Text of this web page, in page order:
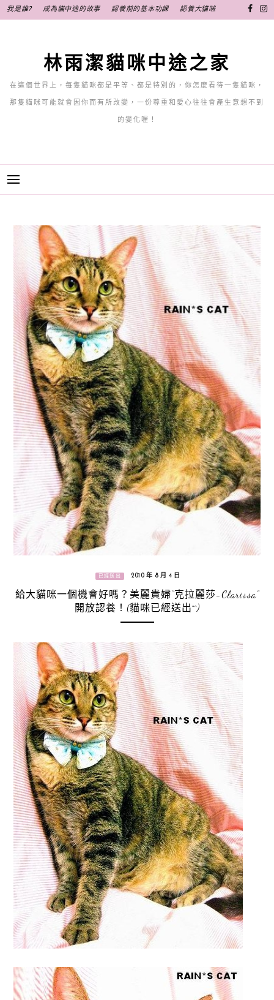
至
我是誰? 成為貓中途的故事 認養前的基本功課 認養大貓咪
林雨潔貓咪中途之家
在這個世界上，每隻貓咪都是平等、都是特別的，你怎麼看待一隻貓咪，
那隻貓咪可能就會因你而有所改變，一份尊重和愛心往往會產生意想不到
的變化喔！
已經送出 2010 年 8 月 4 日
給大貓咪一個機會好嗎？美麗貴婦“克拉麗莎-Clarissa”
開放認養！(貓咪已經送出^^)